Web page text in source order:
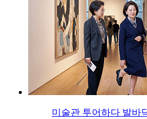
미술관 투어하다 발바